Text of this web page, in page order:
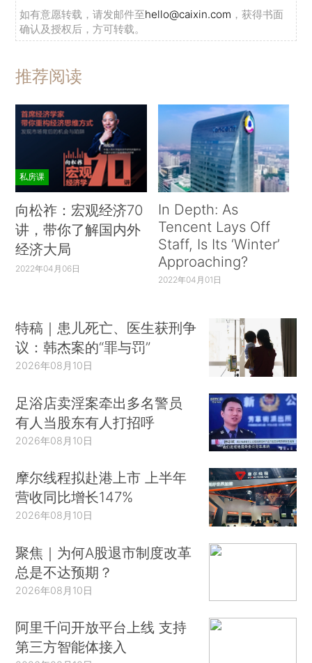
如有意愿转载，请发邮件至hello@caixin.com ，获得书面
确认及授权后，方可转载。
推荐阅读
私房课
向松祚：宏观经济70
讲，带你了解国内外
经济大局
2022年04月06日
In Depth: As
Tencent Lays Off
Staff, Is Its ‘Winter’
Approaching?
2022年04月01日
特稿｜患儿死亡、医生获刑争
议：韩杰案的“罪与罚”
2026年08月10日
足浴店卖淫案牵出多名警员
有人当股东有人打招呼
2026年08月10日
摩尔线程拟赴港上市 上半年
营收同比增长147%
2026年08月10日
聚焦｜为何A股退市制度改革
总是不达预期？
2026年08月10日
阿里千问开放平台上线 支持
第三方智能体接入